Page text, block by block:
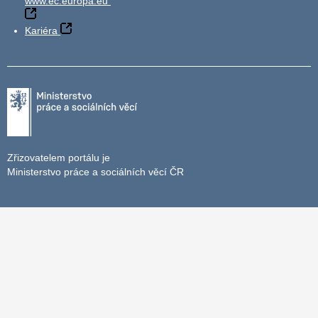
Kariéra
Zřizovatelem portálu je
Ministerstvo práce a sociálních věcí ČR